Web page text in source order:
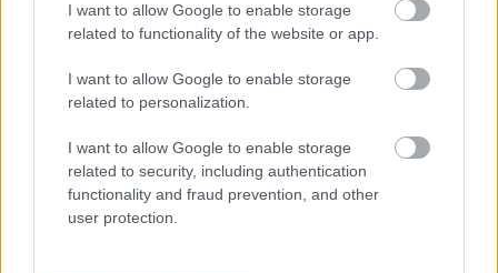
I want to allow Google to enable storage
related to functionality of the website or app.
I want to allow Google to enable storage
related to personalization.
I want to allow Google to enable storage
related to security, including authentication
functionality and fraud prevention, and other
user protection.
Ajánlott bejegyzések:
Mit tanult a Tisza…és mit nem?
A verhetetlenség mítosza